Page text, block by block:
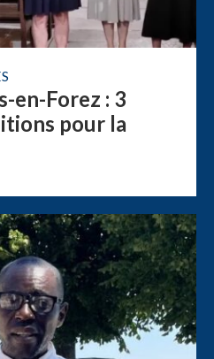
en-Forez : 3
pour la